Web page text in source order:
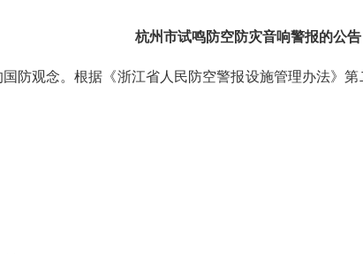
杭州市试鸣防空防灾音响警报的公告
防观念。根据《浙江省人民防空警报设施管理办法》